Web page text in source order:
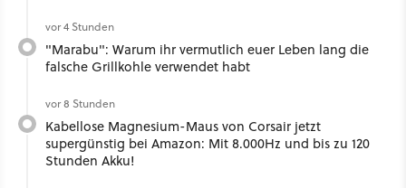
vor 4 Stunden
"Marabu": Warum ihr vermutlich euer Leben lang die
falsche Grillkohle verwendet habt
vor 8 Stunden
Kabellose Magnesium-Maus von Corsair jetzt
supergünstig bei Amazon: Mit 8.000Hz und bis zu 120
Stunden Akku!